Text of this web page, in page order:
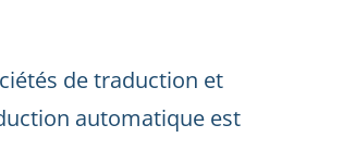
de traduction et
automatique est